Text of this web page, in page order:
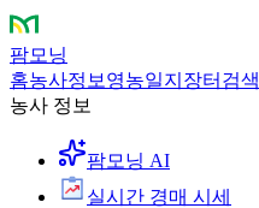
팜모닝
홈농사정보 영농일지 장터 검색
농사 정보
팜모닝 AI
실시간 경매 시세